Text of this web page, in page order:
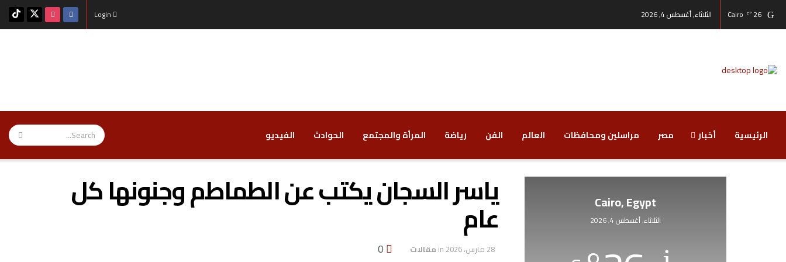
26
°C
Cairo الثلاثاء, أغسطس 4, 2026
الرئيسية أخبار مصر مراسلين ومحافظات ‏العالم الفن رياضة ‏المرأة والمجتمع ‏الحوادث ‏الفيديو
ياسر السجان يكتب عن الطماطم وجنونها كل
عام
28 مارس، 2026 in مقالات
Cairo, Egypt
الثلاثاء, أغسطس 4, 2026